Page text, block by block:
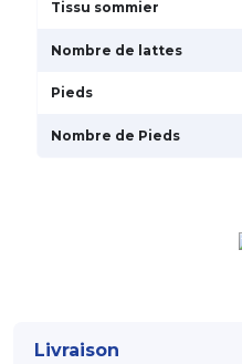
Tissu sommier
Nombre de lattes
Pieds
Nombre de Pieds
Livraison